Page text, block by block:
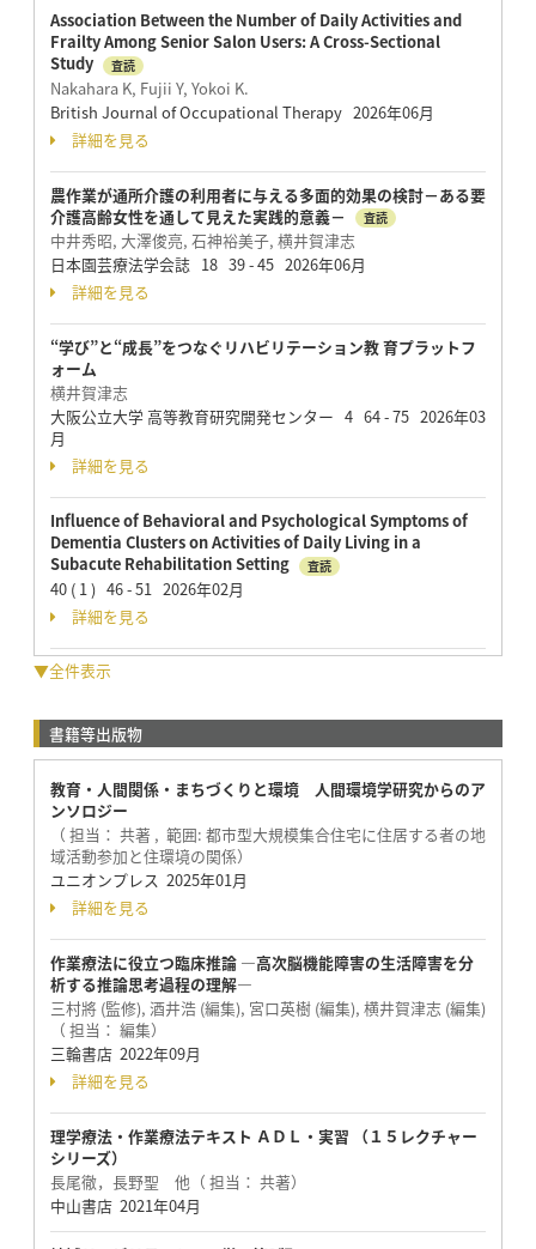
Association Between the Number of Daily Activities and
Frailty Among Senior Salon Users: A Cross-Sectional
Study
査読
Nakahara K, Fujii Y, Yokoi K.
British Journal of Occupational Therapy 2026年06月
詳細を見る
農作業が通所介護の利用者に与える多面的効果の検討－ある要
介護高齢女性を通して見えた実践的意義－
査読
中井秀昭, 大澤俊亮, 石神裕美子, 横井賀津志
日本園芸療法学会誌 18 39 - 45 2026年06月
詳細を見る
“学び”と“成長”をつなぐリハビリテーション教 育プラットフ
ォーム
横井賀津志
大阪公立大学 高等教育研究開発センター 4 64 - 75 2026年03
月
詳細を見る
Influence of Behavioral and Psychological Symptoms of
Dementia Clusters on Activities of Daily Living in a
Subacute Rehabilitation Setting
査読
40 ( 1 ) 46 - 51 2026年02月
詳細を見る
▼全件表示
書籍等出版物
教育・人間関係・まちづくりと環境 人間環境学研究からのア
ンソロジー
（ 担当： 共著 , 範囲: 都市型大規模集合住宅に住居する者の地
域活動参加と住環境の関係）
ユニオンプレス 2025年01月
詳細を見る
作業療法に役立つ臨床推論 ―高次脳機能障害の生活障害を分
析する推論思考過程の理解―
三村將 (監修), 酒井浩 (編集), 宮口英樹 (編集), 横井賀津志 (編集)
（ 担当： 編集）
三輪書店 2022年09月
詳細を見る
理学療法・作業療法テキスト ＡＤＬ・実習 （１５レクチャー
シリーズ）
長尾徹，長野聖 他（ 担当： 共著）
中山書店 2021年04月